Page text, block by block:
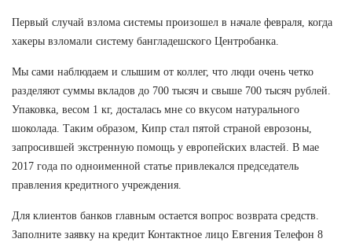
Первый случай взлома системы произошел в начале февраля, когда
хакеры взломали систему бангладешского Центробанка.
Мы сами наблюдаем и слышим от коллег, что люди очень четко
разделяют суммы вкладов до 700 тысяч и свыше 700 тысяч рублей.
Упаковка, весом 1 кг, досталась мне со вкусом натурального
шоколада. Таким образом, Кипр стал пятой страной еврозоны,
запросившей экстренную помощь у европейских властей. В мае
2017 года по одноименной статье привлекался председатель
правления кредитного учреждения.
Для клиентов банков главным остается вопрос возврата средств.
Заполните заявку на кредит Контактное лицо Евгения Телефон 8